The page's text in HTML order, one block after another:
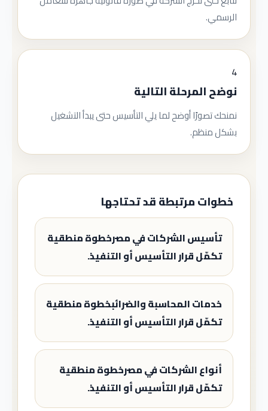
الرسمي.
4
نوضح المرحلة التالية
نمنحك تصورًا أوضح لما يلي التأسيس حتى يبدأ التشغيل
بشكل منظم.
خطوات مرتبطة قد تحتاجها
تأسيس الشركات في مصرخطوة منطقية
تكمّل قرار التأسيس أو التنفيذ.
خدمات المحاسبة والضرائبخطوة منطقية
تكمّل قرار التأسيس أو التنفيذ.
أنواع الشركات في مصرخطوة منطقية
تكمّل قرار التأسيس أو التنفيذ.